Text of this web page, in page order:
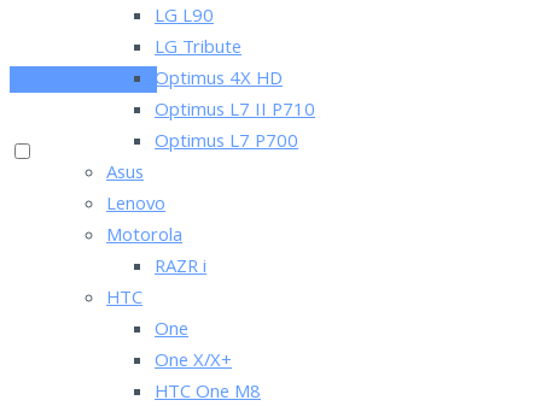
PRENUMERUOK
LG L90
LG Tribute
Optimus 4X HD
Optimus L7 II P710
Optimus L7 P700
Asus
Lenovo
Motorola
RAZR i
HTC
One
One X/X+
HTC One M8